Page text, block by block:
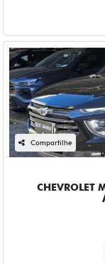
Compartilhe
CHEVROLET